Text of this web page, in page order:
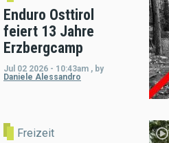
Enduro Osttirol
feiert 13 Jahre
Erzbergcamp
Jul 02 2026 - 10:43am , by
Daniele Alessandro
Freizeit